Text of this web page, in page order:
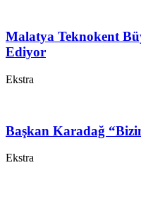
Malatya Teknokent
Ediyor
Ekstra
Başkan Karadağ
Ekstra